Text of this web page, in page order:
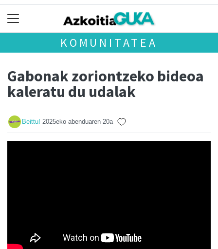
KOMUNITATEA
Gabonak zoriontzeko bideoa
kaleratu du udalak
Beittu! 2025eko abenduaren 20a